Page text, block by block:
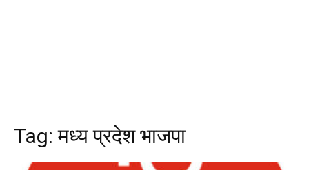
Tag:मध्‍य प्रदेश भाजपा